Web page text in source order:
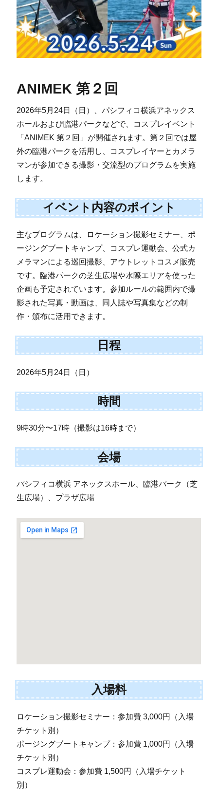
ANIMEK 第２回
2026年5月24日（日）、パシフィコ横浜アネックス
ホールおよび臨港パークなどで、コスプレイベント
「ANIMEK 第２回」が開催されます。第２回では屋
外の臨港パークを活用し、コスプレイヤーとカメラ
マンが参加できる撮影・交流型のプログラムを実施
します。
イベント内容のポイント
主なプログラムは、ロケーション撮影セミナー、ポ
ージングブートキャンプ、コスプレ運動会、公式カ
メラマンによる巡回撮影、アウトレットコスメ販売
です。臨港パークの芝生広場や水際エリアを使った
企画も予定されています。参加ルールの範囲内で撮
影された写真・動画は、同人誌や写真集などの制
作・頒布に活用できます。
日程
2026年5月24日（日）
時間
9時30分〜17時（撮影は16時まで）
会場
パシフィコ横浜 アネックスホール、臨港パーク（芝
生広場）、プラザ広場
入場料
ロケーション撮影セミナー：参加費 3,000円（入場
チケット別）
ポージングブートキャンプ：参加費 1,000円（入場
チケット別）
コスプレ運動会：参加費 1,500円（入場チケット
別）